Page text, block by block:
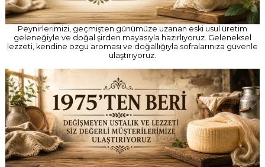
Peynirlerimizi, geçmişten günümüze uzanan eski usul üretim
geleneğiyle ve doğal şirden mayasıyla hazırlıyoruz. Geleneksel
lezzeti, kendine özgü aroması ve doğallığıyla sofralarınıza güvenle
ulaştırıyoruz.